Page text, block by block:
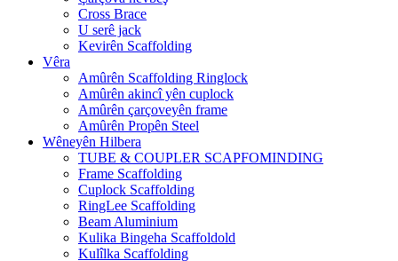
Cross Brace
U serê jack
Kevirên Scaffolding
Vêra
Amûrên Scaffolding Ringlock
Amûrên akincî yên cuplock
Amûrên çarçoveyên frame
Amûrên Propên Steel
Wêneyên Hilbera
TUBE & COUPLER SCAPFOMINDING
Frame Scaffolding
Cuplock Scaffolding
RingLee Scaffolding
Beam Aluminium
Kulika Bingeha Scaffoldold
Kulîlka Scaffolding